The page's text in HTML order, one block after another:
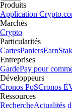
Produits
Application
Marchés
Crypto
Particularités
CartesPaniersEarn
Entreprises
GardePay pour
Développeurs
Cronos PoSCronos
Ressources
RechercheActualités